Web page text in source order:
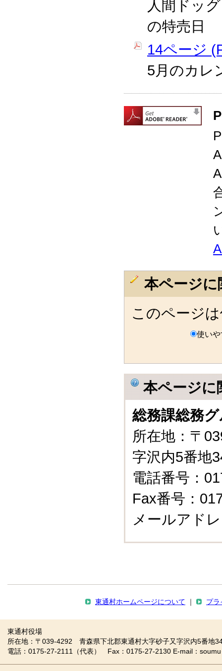
人間ドッ
の特売日
14ページ
5月のカレ
本ページ
このページ
使い
本ページに
総務課総務
所在地：〒
字沢内5番
電話番号：
Fax番号：
メールアド
東通村ホームページについて プラ
東通村役場
所在地：〒039-4292 青森県下北郡東通村大字砂子又字沢内5番地
電話：0175-27-2111（代表） Fax：0175-27-2130 E-mail：